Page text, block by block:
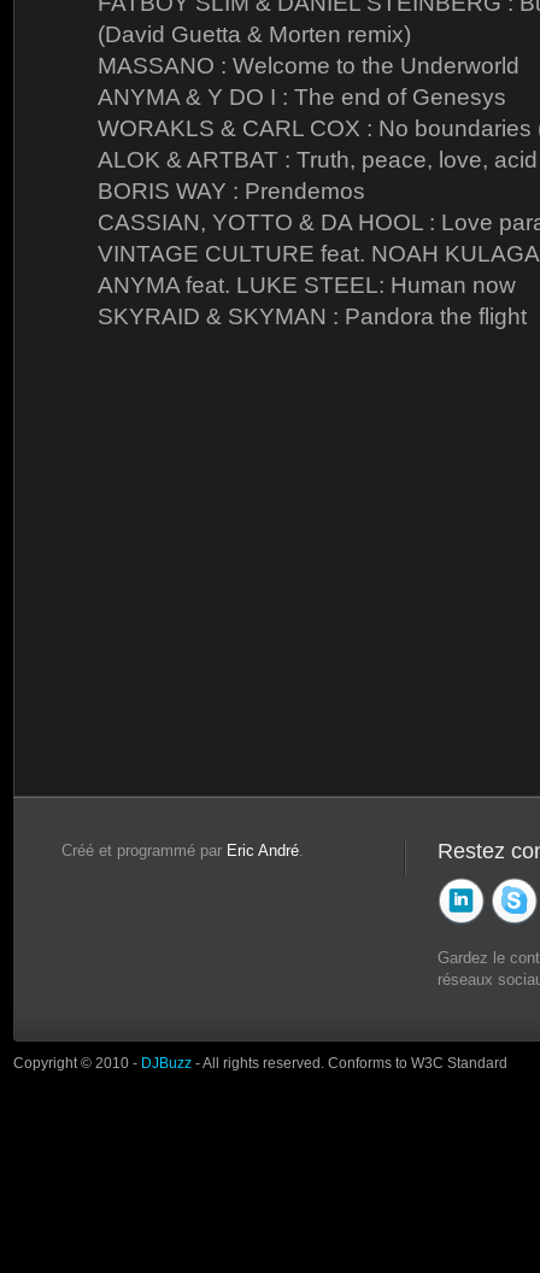
(David Guetta & Morten remix)
MASSANO : Welcome to the Underworld
ANYMA & Y DO I : The end of Genesys
WORAKLS & CARL COX : No boundaries
ALOK & ARTBAT : Truth, peace, love, acid
BORIS WAY : Prendemos
CASSIAN, YOTTO & DA HOOL : Love
VINTAGE CULTURE feat. NOAH
ANYMA feat. LUKE STEEL: Human now
SKYRAID & SKYMAN : Pandora the flight
Créé et programmé par Eric André Restez
Gardez le
réseaux
Copyright © 2010 - DJBuzz - All rights reserved. Conforms to W3C Standard